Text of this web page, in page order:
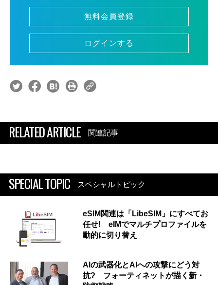
無料会員登録
ログインする
RELATED ARTICLE 関連記事
SPECIAL TOPIC スペシャルトピック
eSIM関連は「LibeSIM」にすべてお
任せ! eIMでマルチプロファイルを
動的に切り替え
AIの武器化とAIへの攻撃にどう対
抗? フォーティネットが描く新・